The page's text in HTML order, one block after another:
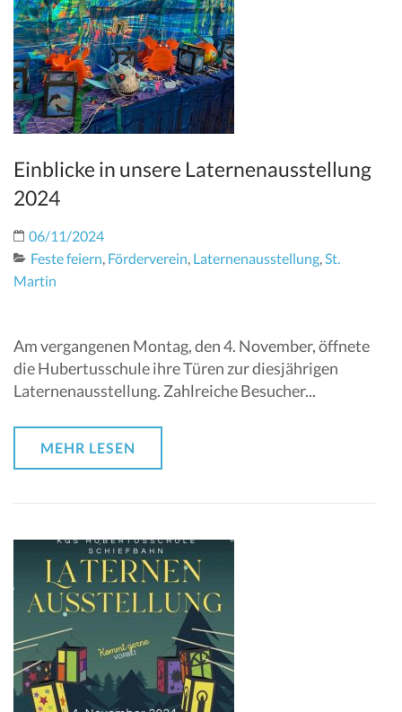
Einblicke in unsere Laternenausstellung
2024
06/11/2024
Feste feiern, Förderverein, Laternenausstellung,St.
Martin
Am vergangenen Montag, den 4. November, öffnete
die Hubertusschule ihre Türen zur diesjährigen
Laternenausstellung. Zahlreiche Besucher...
MEHR LESEN